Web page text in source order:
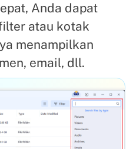
Anda dapat
atau kotak
menampilkan
email, dll.